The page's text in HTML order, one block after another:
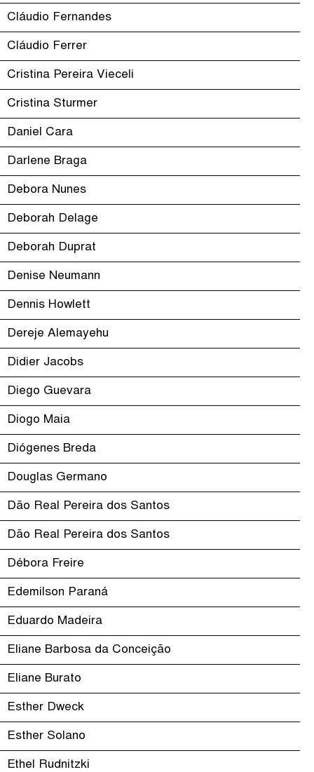
Cláudio Fernandes
Cláudio Ferrer
Cristina Pereira Vieceli
Cristina Sturmer
Daniel Cara
Darlene Braga
Debora Nunes
Deborah Delage
Deborah Duprat
Denise Neumann
Dennis Howlett
Dereje Alemayehu
Didier Jacobs
Diego Guevara
Diogo Maia
Diógenes Breda
Douglas Germano
Dão Real Pereira dos Santos
Dão Real Pereira dos Santos
Débora Freire
Edemilson Paraná
Eduardo Madeira
Eliane Barbosa da Conceição
Eliane Burato
Esther Dweck
Esther Solano
Ethel Rudnitzki